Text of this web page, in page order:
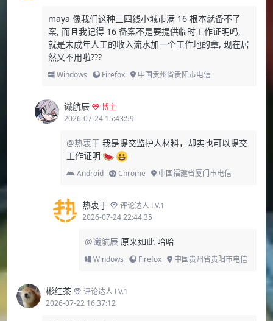
maya 像我们这种三四线小城市满 16 根本就备不了
案, 而且我记得 16 备案不是要提供临时工作证明吗,
就是未成年人工的收入流水加一个工作地的章, 现在居
然又不用啦???
Windows Firefox 中国贵州省贵阳市电信
谶航辰
博主
2026-07-24 15:43:59
@热衷于 我是提交监护人材料，却实也可以提交
工作证明
Android Chrome 中国福建省厦门市电信
热衷于
评论达人 LV.1
2026-07-24 22:44:35
@谶航辰 原来如此 哈哈
Windows Firefox 中国贵州省贵阳市电信
彬红茶
评论达人 LV.1
2026-07-22 16:37:12